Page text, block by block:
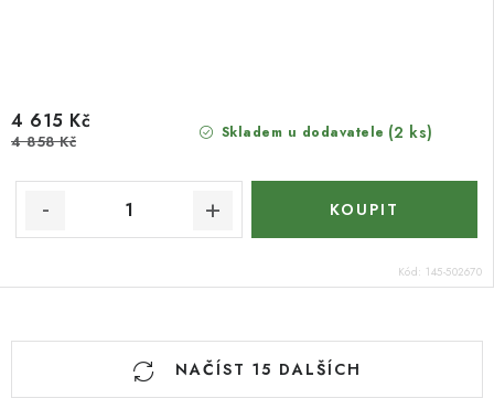
Skladem u dodavatele (2 ks)
4 615 Kč
4 858 Kč
Kód: 145-502670
O
NAČÍST 15 DALŠÍCH